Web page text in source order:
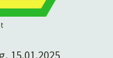
15.01.2025